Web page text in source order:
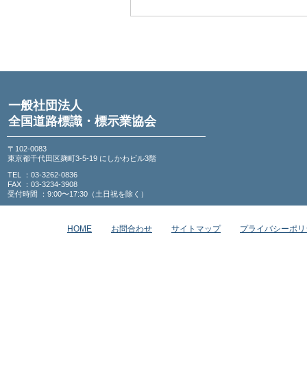
一般社団法人
全国道路標識・標示業協会
〒102-0083
東京都千代田区麹町3-5-19 にしかわビル3階
TEL ：03-3262-0836
FAX ：03-3234-3908
受付時間 ：9:00〜17:30（土日祝を除く）
HOME お問合わせ サイトマップ プライバシーポ